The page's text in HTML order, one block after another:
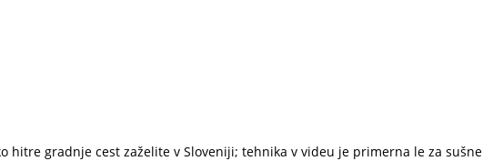
hitre gradnje cest zaželite v Sloveniji; tehnika v videu je primerna le za sušne